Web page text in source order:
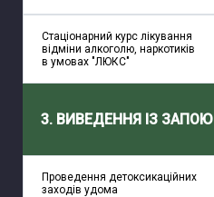
Стаціонарний курс лікування
відміни алкоголю, наркотиків
в умовах "ЛЮКС"
3. ВИВЕДЕННЯ ІЗ ЗАПОЮ
Проведення детоксикаційних
заходів удома